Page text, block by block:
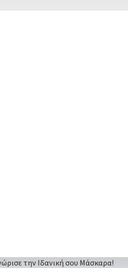
διάρκειας που ανασηκώνει και
και επεκτείνει
απαλά, ελαχιστοποιώντας το
την Ιδανική σου Μάσκαρα!